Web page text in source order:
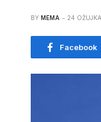
BY MEMA 24
Facebook